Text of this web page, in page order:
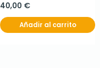
40,00 €
Añadir al carrito